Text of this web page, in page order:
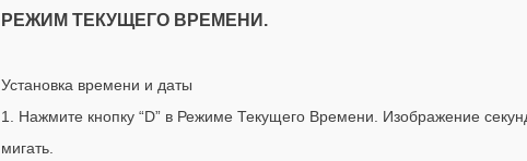
РЕЖИМ ТЕКУЩЕГО ВРЕМЕНИ.
Установка времени и даты
1. Нажмите кнопку “D” в Режиме Текущего Времени. Изображение
мигать.